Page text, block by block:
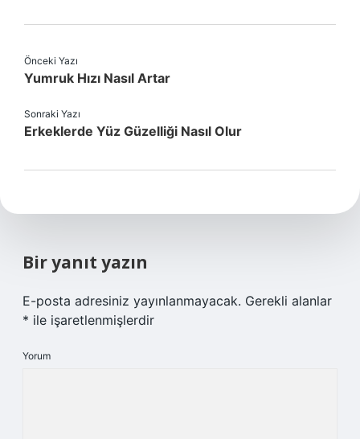
Önceki Yazı
Yumruk Hızı Nasıl Artar
Sonraki Yazı
Erkeklerde Yüz Güzelliği Nasıl Olur
Bir yanıt yazın
E-posta adresiniz yayınlanmayacak. Gerekli alanlar
* ile işaretlenmişlerdir
Yorum